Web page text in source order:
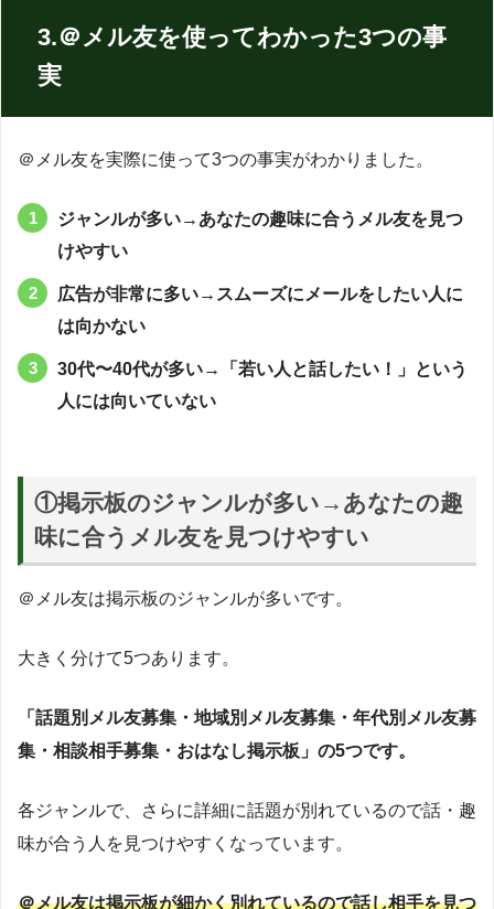
3.＠メル友を使ってわかった3つの事
実
＠メル友を実際に使って3つの事実がわかりました。
ジャンルが多い→あなたの趣味に合うメル友を見つ
けやすい
広告が非常に多い→スムーズにメールをしたい人に
は向かない
30代〜40代が多い→「若い人と話したい！」という
人には向いていない
①掲示板のジャンルが多い→あなたの趣
味に合うメル友を見つけやすい
＠メル友は掲示板のジャンルが多いです。
大きく分けて5つあります。
「話題別メル友募集・地域別メル友募集・年代別メル友募
集・相談相手募集・おはなし掲示板」の5つです。
各ジャンルで、さらに詳細に話題が別れているので話・趣
味が合う人を見つけやすくなっています。
＠メル友は掲示板が細かく別れているので話し相手を見つ